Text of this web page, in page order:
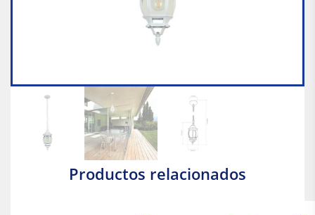
Productos relacionados